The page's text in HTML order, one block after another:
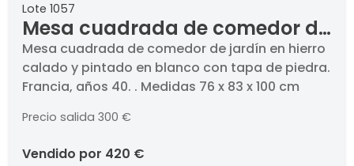
Lote 1057
Mesa cuadrada de comedor de
jardín en hierro calado y
pintado en blanco con tapa de
piedra. Francia, años 40.
Mesa cuadrada de comedor de jardín en hierro
calado y pintado en blanco con tapa de piedra.
Francia, años 40. . Medidas 76 x 83 x 100 cm
Precio salida 300 €
vendido por 420 €